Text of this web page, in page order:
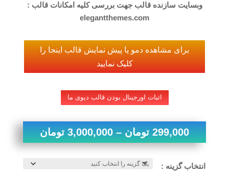
وبسایت سازنده قالب جهت بررسی کلیه امکانات قالب :
elegantthemes.com
برای مشاهده دمو یا پیش نمایش قالب اینجا را
کلیک نمایید
اثبات اورجینال بودن قالب دیوی ما
299,000 تومان –
3,000,000 تومان
انتخاب گزینه :